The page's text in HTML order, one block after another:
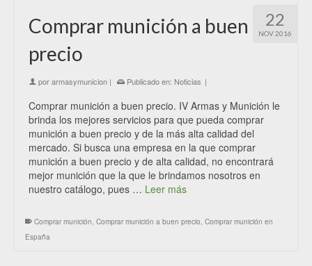
22
NOV 2016
Comprar munición a buen
precio
porarmasymunicion | Publicado en: Noticias |
Comprar munición a buen precio. IV Armas y Munición le
brinda los mejores servicios para que pueda comprar
munición a buen precio y de la más alta calidad del
mercado. Si busca una empresa en la que comprar
munición a buen precio y de alta calidad, no encontrará
mejor munición que la que le brindamos nosotros en
nuestro catálogo, pues … Leer más
Comprar munición, Comprar munición a buen precio, Comprar munición en
España